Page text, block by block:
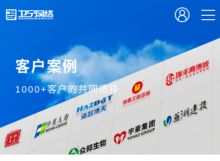
客户案例
1000+客户的共同选择